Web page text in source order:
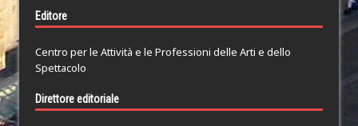
Editore
Centro per le Attività e le Professioni delle Arti e dello
Spettacolo
Direttore editoriale